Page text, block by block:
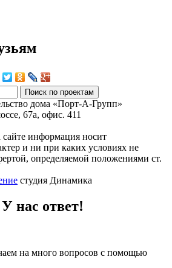
дома «Порт-А-Групп»
67а, офиc. 411
сайте информация носит
и ни при каких условиях не
определяемой положениями ст.
студия Динамика
нас ответ!
на много вопросов с помощью